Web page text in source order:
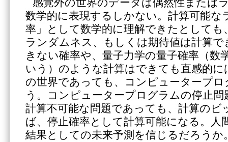
感覚外の世界のデータは偶然性または
数学的に表現するしかない。計算可能な
率」として数学的に理解できたとしても
ランダムネス、もしくは期待値は計算
きない確率や、量子力学の量子確率（数
いう）のような計算はできても直感的
の世界であっても、コンピュータープ
う。コンピュータープログラムの停止
計算不可能な問題であっても、計算のビ
ば、停止確率として計算可能になる。人
結果としての未来予測を信じるだろうか